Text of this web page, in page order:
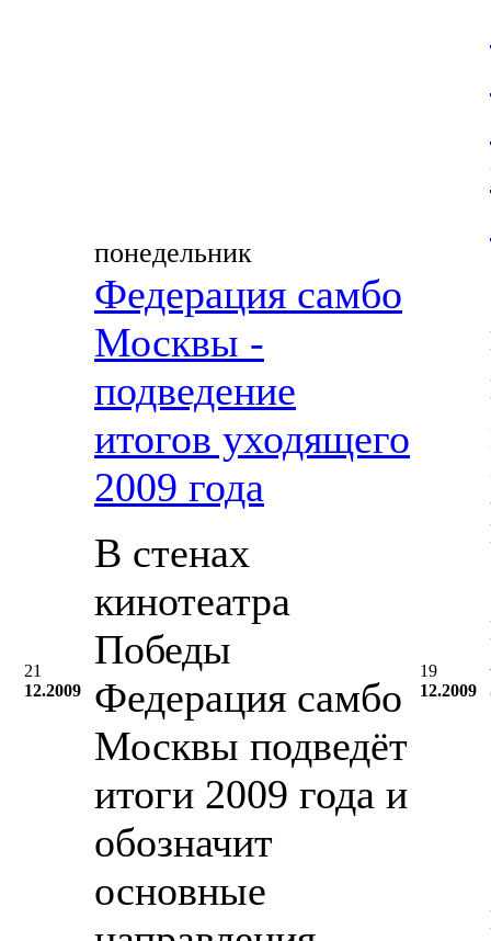
21
12.2009
понедельник
Федерация самбо
Москвы -
подведение
итогов уходящего
2009 года
В стенах
кинотеатра
Победы
Федерация самбо
Москвы подведёт
итоги 2009 года и
обозначит
основные
19
12.2009